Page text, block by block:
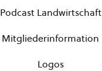
Podcast Landwirtschaft
Mitgliederinformation
Logos